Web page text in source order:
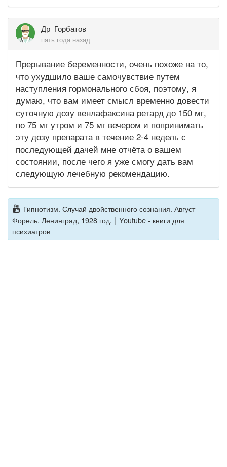
Др_Горбатов
пять года назад
Прерывание беременности, очень похоже на то,
что ухудшило ваше самочувствие путем
наступления гормонального сбоя, поэтому, я
думаю, что вам имеет смысл временно довести
суточную дозу венлафаксина ретард до 150 мг,
по 75 мг утром и 75 мг вечером и попринимать
эту дозу препарата в течение 2-4 недель с
последующей дачей мне отчёта о вашем
состоянии, после чего я уже смогу дать вам
следующую лечебную рекомендацию.
Гипнотизм. Случай двойственного сознания. Август
Форель. Ленинград, 1928 год. | Youtube - книги для
психиатров